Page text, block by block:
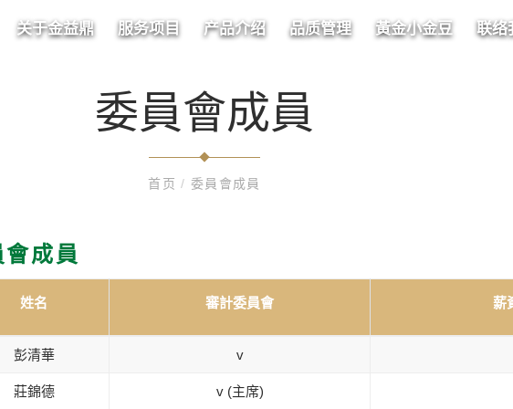
关于金益鼎 服务项目 产品介绍 品质管理 黃金小金豆 联络
委員會成員
首页/ 委員會成員
成員
姓名 審計委員會 薪
彭清華 v
莊錦德 v (主席)